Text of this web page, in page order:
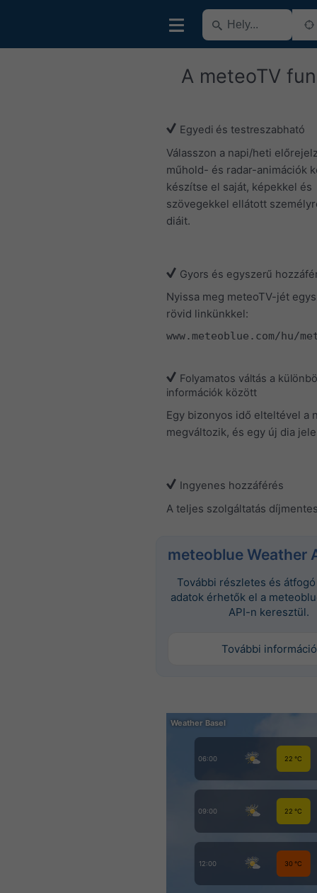
A meteoTV
Egyedi és testreszabható
Válasszon a napi/heti
műhold- és radar-animációk
készítse el saját, képekkel és
szövegekkel ellátott
diáit.
Gyors és egyszerű
Nyissa meg meteoTV-jét
rövid linkünkkel:
www.meteoblue.com/hu/
Folyamatos váltás a
információk között
Egy bizonyos idő elteltével a
megváltozik, és egy új dia
Ingyenes hozzáférés
A teljes szolgáltatás
meteoblue Weather
További részletes és
adatok érhetők el a
API-n keresztül.
További információ